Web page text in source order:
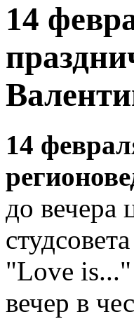
14
14
до вечера
"Love
вечер в